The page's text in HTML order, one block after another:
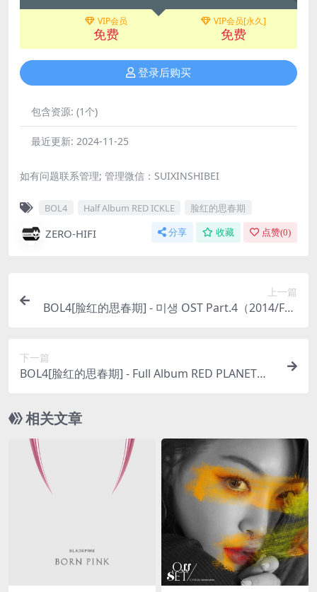
VIP会员
免费
VIP会员[永久]
免费
登录后购买
包含资源: (1个)
最近更新: 2024-11-25
如有问题联系管理; 管理微信：SUIXINSHIBEI
BOL4 Half Album RED ICKLE 脸红的思春期
ZERO-HIFI 分享 收藏 点赞(0)
上一篇
BOL4[脸红的思春期] - 미생 OST Part.4（2014/FLA
下一篇
BOL4[脸红的思春期] - Full Album RED PLANET（2
相关文章